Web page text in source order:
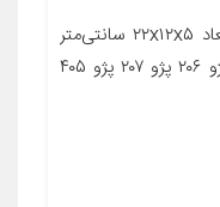
معرفی محصول جزئیات محصول ابعاد ۲۲x۱۲x۵ سانتی‌متر
جنس ویسکوز مناسب برای خودرو پژو ۲۰۶ پژو ۲۰۷ پژو ۴۰۵